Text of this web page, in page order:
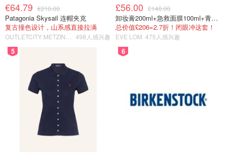
€64.79 €210.00
Patagonia Skysail 连帽夹克
复古撞色设计，山系感直接拉满
498人感兴趣
£56.00 £140.00
卸妆膏200ml+急救面膜100ml+青春面霜15ml
总价值£206=2.7折！闭眼冲这套！
EVE LOM 475人感兴趣
5 6